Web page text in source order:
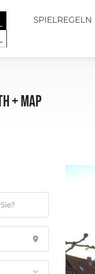
SPIELREGELN
+ Map